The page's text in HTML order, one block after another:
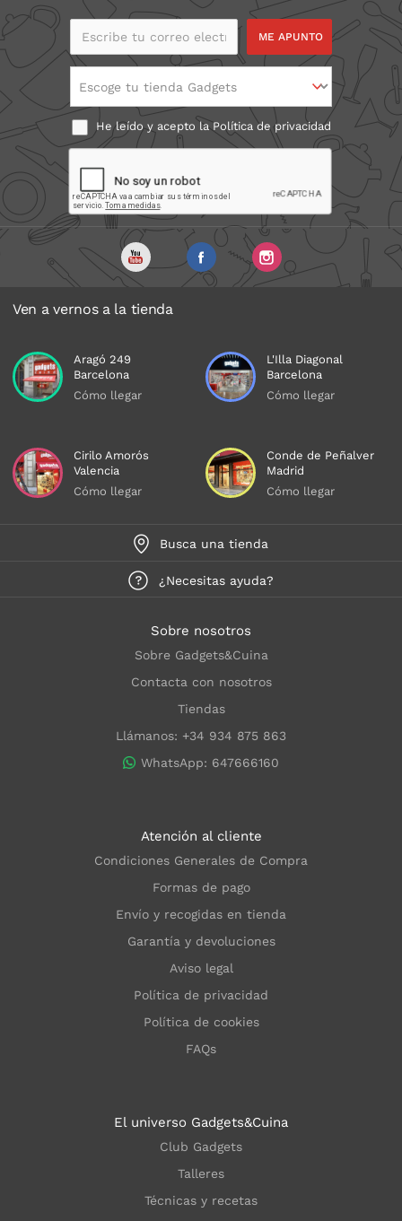
Escribe tu correo
Escoge tu tienda Gadgets
He leído y acepto laPolítica de privacidad
Ven a vernos a la tienda
Aragó 249
Barcelona
Cómo llegar
L'Illa Diagonal
Barcelona
Cómo llegar
Cirilo Amorós
Valencia
Cómo llegar
Conde de Peñalver
Madrid
Cómo llegar
Busca una tienda
¿Necesitas ayuda?
Sobre nosotros
Sobre Gadgets&Cuina
Contacta con nosotros
Tiendas
Llámanos: +34 934 875 863
WhatsApp: 647666160
Atención al cliente
Condiciones Generales de Compra
Formas de pago
Envío y recogidas en tienda
Garantía y devoluciones
Aviso legal
Política de privacidad
Política de cookies
FAQs
El universo Gadgets&Cuina
Club Gadgets
Talleres
Técnicas y recetas